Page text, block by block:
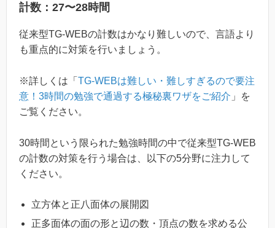
計数：27〜28時間
従来型TG-WEBの計数はかなり難しいので、言語より
も重点的に対策を行いましょう。
※詳しくは「 TG-WEBは難しい・難しすぎるので要注
意！3時間の勉強で通過する極秘裏ワザをご紹介 」を
ご覧ください。
30時間という限られた勉強時間の中で従来型TG-WEB
の計数の対策を行う場合は、以下の5分野に注力して
ください。
立方体と正八面体の展開図
正多面体の面の形と辺の数・頂点の数を求める公